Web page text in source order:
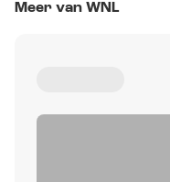
Meer van WNL